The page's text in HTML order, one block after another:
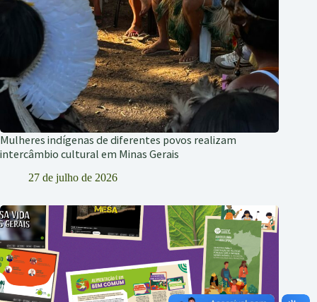
Mulheres indígenas de diferentes povos realizam
intercâmbio cultural em Minas Gerais
27 de julho de 2026